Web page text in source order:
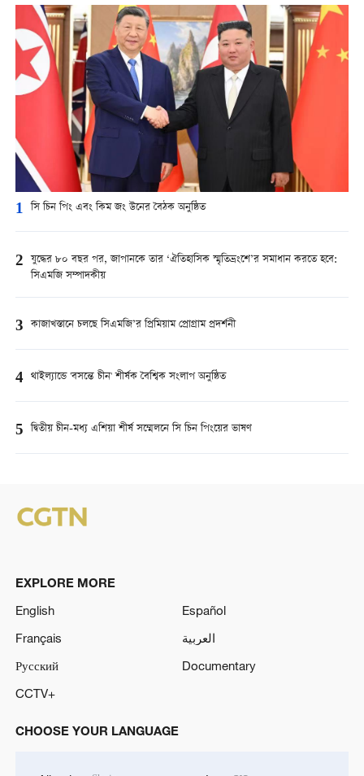
1 সি চিন পিং এবং কিম জং উনের বৈঠক অনুষ্ঠিত
2 যুদ্ধের ৮০ বছর পর, জাপানকে তার ‘ঐতিহাসিক স্মৃতিভ্রংশে’র সমাধান করতে হবে:
সিএমজি সম্পাদকীয়
3 কাজাখস্তানে চলছে সিএমজি’র প্রিমিয়াম প্রোগ্রাম প্রদর্শনী
4 থাইল্যান্ডে 'বসন্তে চীন' শীর্ষক বৈশ্বিক সংলাপ অনুষ্ঠিত
5 দ্বিতীয় চীন-মধ্য এশিয়া শীর্ষ সম্মেলনে সি চিন পিংয়ের ভাষণ
EXPLORE MORE
English
Español
Français
العربية
Русский
Documentary
CCTV+
CHOOSE YOUR LANGUAGE